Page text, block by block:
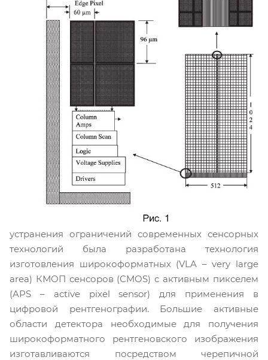
устранения ограничений современных сенсорных
технологий была разработана технология
изготовления широкоформатных (VLA – very large
area) КМОП сенсоров (CMOS) с активным пикселем
(APS – active pixel sensor) для применения в
цифровой рентгенографии. Большие активные
области детектора необходимые для получения
широкоформатного рентгеновского изображения
изготавливаются посредством черепичной